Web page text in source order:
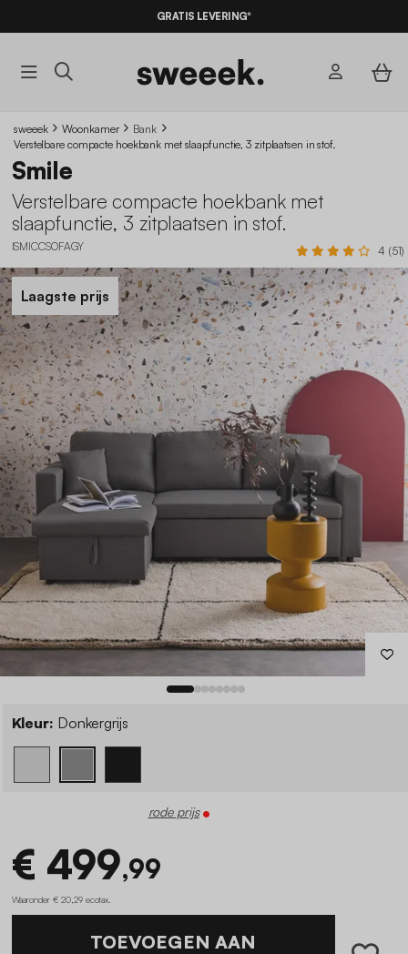
GRATIS LEVERING*
sweeek Woonkamer
Bank
Verstelbare compacte hoekbank met slaapfunctie, 3 zitplaatsen in stof.
Smile
Verstelbare compacte hoekbank met
slaapfunctie, 3 zitplaatsen in stof.
ISMICCSOFAGY 4 (51)
Laagste prijs
Kleur: Donkergrijs
rode prijs
€ 499,99
Waaronder € 20,29 ecotax
TOEVOEGEN AAN